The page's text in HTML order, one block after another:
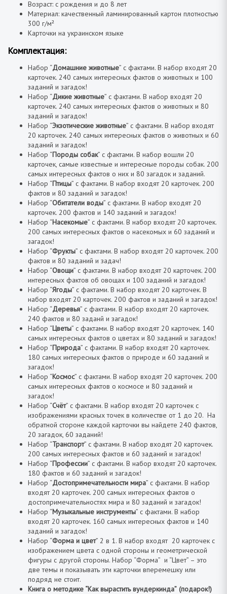
Возраст: с рождения и до 8 лет
Материал: качественный ламинированный картон плотностью
300 г/м²
Карточки на украинском языке
Комплектация:
Набор “Домашние животные” с фактами. В набор входят 20
карточек. 240 самых интересных фактов о животных и 100
заданий и загадок!
Набор “Дикие животные” с фактами. В набор входят 20
карточек. 240 самых интересных фактов о животных и 80
заданий и загадок!
Набор “Экзотические животные” с фактами. В набор входят
20 карточек. 240 самых интересных фактов о животных и 60
заданий и загадок!
Набор “Породы собак” с фактами. В набор вошли 20
карточек, самые известные и интересные породы собак. 200
самых интересных фактов о них и 80 загадок и заданий.
Набор “Птицы” с фактами. В набор входят 20 карточек. 200
фактов и 80 заданий и загадок!
Набор “Обитатели воды” с фактами. В набор входят 20
карточек. 200 фактов и 140 заданий и загадок!
Набор “Насекомые” с фактами. В набор входят 20 карточек.
200 самых интересных фактов о насекомых и 60 заданий и
загадок!
Набор “Фрукты” с фактами. В набор входят 20 карточек. 200
фактов и 80 заданий и задач!
Набор “Овощи” с фактами. В набор входят 20 карточек. 200
интересных фактов об овощах и 100 заданий и загадок!
Набор “Ягоды” с фактами. В набор входят 20 карточек. В
набор входят 20 карточек. 200 фактов и заданий и загадок!
Набор “Деревья” с фактами. В набор входят 20 карточек.
240 фактов и 80 заданй и загадок!
Набор “Цветы” с фактами. В набор входят 20 карточек. 140
самых интересных фактов о цветах и 80 заданий и загадок!
Набор “Природа” с фактами. В набор входят 20 карточек.
180 самых интересных фактов о природе и 60 заданий и
загадок!
Набор “Космос” с фактами. В набор входят 20 карточек. 200
самых интересных фактов о космосе и 80 заданий и
загадок!
Набор “Счёт” с фактами. В набор входят 20 карточек с
изображениями красных точек в количестве от 1 до 20. На
обратной стороне каждой карточки вы найдете 240 фактов,
20 загадок, 60 заданий!
Набор “Транспорт” с фактами. В набор входят 20 карточек.
200 самых интересных фактов и 60 заданий и загадок!
Набор “Профессии” с фактами. В набор входят 20 карточек.
180 фактов и 60 заданий и загадок!
Набор “Достопримечательности мира” с фактами. В набор
входят 20 карточек. 200 самых интересных фактов о
достопримечательностях мира и 80 заданий и загадок!
Набор “Музыкальные инструменты” с фактами. В набор
входят 20 карточек. 160 самых интересных фактов и 140
заданий и загадок!
Набор “Форма и цвет” 2 в 1. В набор входят 20 карточек с
изображением цвета с одной стороны и геометрической
фигуры с другой стороны. Набор “Форма” и “Цвет” – это
две темы и показывать эти карточки вперемешку или
подряд не стоит.
Книга о методике “Как вырастить вундеркинда” (подарок!)